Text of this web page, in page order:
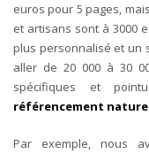
euros pour 5 pages,
et artisans sont à 3000
plus personnalisé et un
aller de 20 000 à 30
spécifiques et
référencement
Par exemple, nous